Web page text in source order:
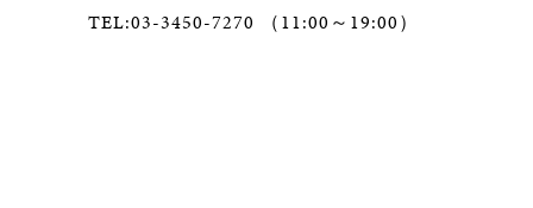
TEL:03-3450-7270 （11:00～19:00）